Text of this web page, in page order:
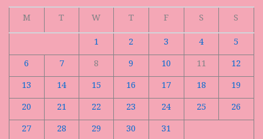
M
T W T F S
S
1
2 3 4
5
6
7 8 9 10 11
12
13
14 15 16 17 18
19
20
21 22 23 24 25
26
27
28 29 30 31